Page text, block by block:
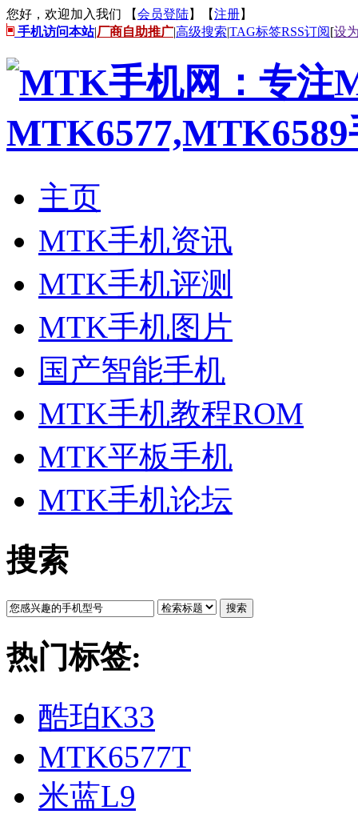
您好，欢迎加入我们 【会员登陆】【注册】
手机访问本站|厂商自助推广|高级搜索|TAG标签RSS订阅[设
主页
MTK手机资讯
MTK手机评测
MTK手机图片
国产智能手机
MTK手机教程ROM
MTK平板手机
MTK手机论坛
搜索
搜索
热门标签:
酷珀K33
MTK6577T
米蓝L9